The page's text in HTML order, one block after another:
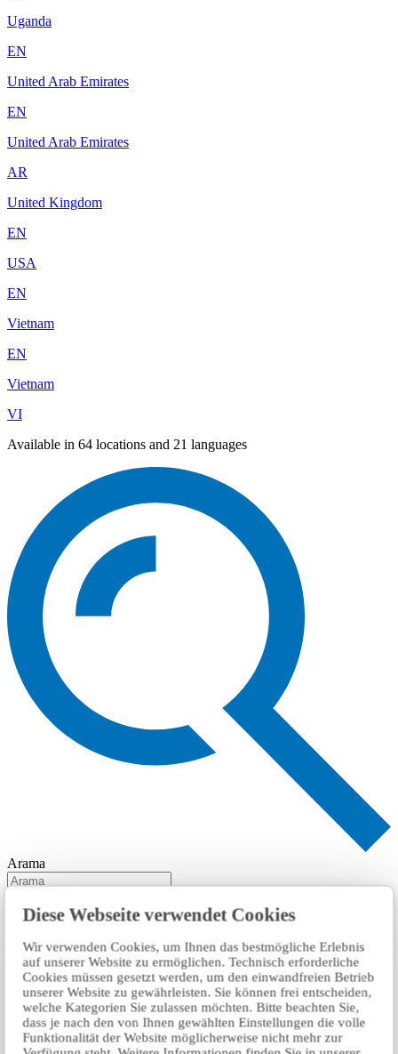
Diese Webseite verwendet Cookies
Wir verwenden Cookies, um Ihnen das bestmögliche Erlebnis
auf unserer Website zu ermöglichen. Technisch erforderliche
Cookies müssen gesetzt werden, um den einwandfreien Betrieb
unserer Website zu gewährleisten. Sie können frei entscheiden,
welche Kategorien Sie zulassen möchten. Bitte beachten Sie,
dass je nach den von Ihnen gewählten Einstellungen die volle
Funktionalität der Website möglicherweise nicht mehr zur
Uganda
EN
United Arab Emirates
EN
United Arab Emirates
AR
United Kingdom
EN
USA
EN
Vietnam
EN
Vietnam
VI
Available in 64 locations and 21 languages
Arama